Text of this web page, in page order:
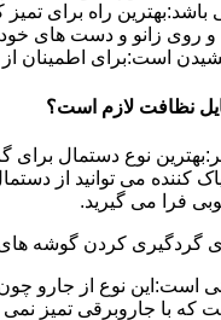
راه برای
روی زانو و دست های خود
است:برای اطمینان از
نظافت لازم است؟
نوع دستمال
کننده می توانید از
فرا می گیرید.
است:این نوع از جارو
که با جاروبرقی تمیز نمی